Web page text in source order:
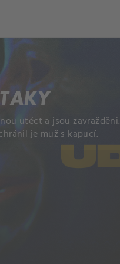
utéct a jsou zavražděni.
je muž s kapucí.